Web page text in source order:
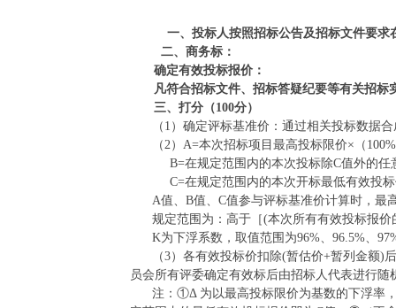
一、 投标人按照招标公告及招标文件要
二、 商务标：
确定有效投标报价：
凡符合招标文件、招标答疑纪要等有关招标
三、打分（100分）
（ 1）确定评标基准价：通过相关投标数据
（ 2）A=本次招标项目最高投标限价×（
B=在规定范围内的本次投标除C值外的任
C=在规定范围内的本次开标最低有效投
A值、B值、C值参与评标基准价计算时，
规定范围为：高于［(本次所有有效投标报价
K为下浮系数，取值范围为96%、96.5%、
（3）各有效投标价扣除(暂估价+暂列金额)
员会所有评委确定有效标后由招标人代表进行
注： ①Δ 为以最高投标限价为基数的下浮率